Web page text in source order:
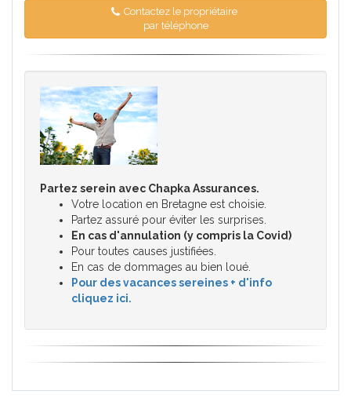
Contactez le propriétaire
par téléphone
Partez serein avec Chapka Assurances.
Votre location en Bretagne est choisie.
Partez assuré pour éviter les surprises.
En cas d'annulation (y compris la Covid)
Pour toutes causes justifiées.
En cas de dommages au bien loué.
Pour des vacances sereines + d'info
cliquez ici.